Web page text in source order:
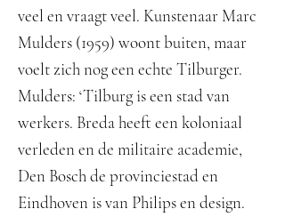
veel en vraagt veel. Kunstenaar Marc
Mulders (1959) woont buiten, maar
voelt zich nog een echte Tilburger.
Mulders: ‘Tilburg is een stad van
werkers. Breda heeft een koloniaal
verleden en de militaire academie,
Den Bosch de provinciestad en
Eindhoven is van Philips en design.